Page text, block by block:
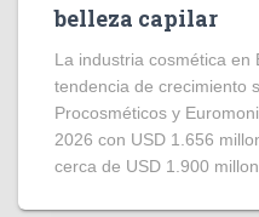
belleza capilar
La industria cosmética en
tendencia de crecimiento
Procosméticos y
2026 con USD 1.656
cerca de USD 1.900